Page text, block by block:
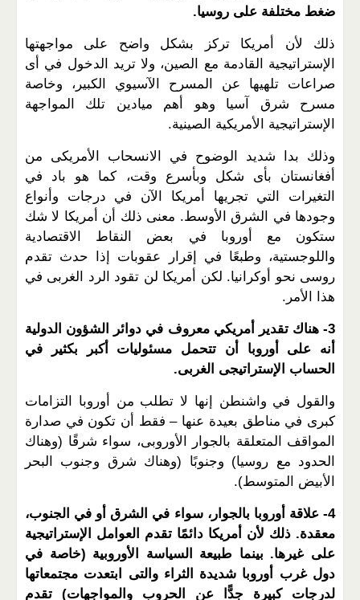
ضغط مختلفة على روسيا.
ذلك لأن أمريكا تركز بشكل واضح على مواجهتها
الإستراتيجية القادمة مع الصين، ولا تريد الدخول في أى
صراعات تلهيها عن المسرح الآسيوي الكبير، وخاصة
مسرح شرق آسيا وهو أهم ميادين تلك المواجهة
الإستراتيجية الأمريكية الصينية.
وذلك بدا شديد الوضوح في الانسحاب الأمريكى من
أفغانستان بأى شكل وبأسرع وقت، كما هو باد في
التغيرات التي تجريها أمريكا الآن في درجات وأنواع
وجودها في الشرق الأوسط. معنى ذلك أن أمريكا لا شك
ستكون مع أوروبا في بعض النقاط الاقتصادية
واللوجستية، وطبعًا في إقرار عقوبات إذا حدث تقدم
روسى نحو أوكرانيا. لكن أمريكا لن تقود الرد الغربى في
هذا الأمر.
3- هناك تقدير أمريكي معروف في دوائر الشؤون الدولية
أنه على أوروبا أن تتحمل مسئوليات أكبر بكثير في
الحساب الإستراتيجى الغربى.
والقول في واشنطن إنها لا تطلب من أوروبا التزامات
كبرى في مناطق بعيدة عنها – فقط أن تكون في صدارة
المواقف المتعلقة بالجوار الأوروبى، سواء شرقًا (وهناك
الحدود مع روسيا) وجنوبًا (وهناك شرق وجنوب البحر
الأبيض المتوسط).
4- علاقة أوروبا بالجوار، سواء في الشرق أو في الجنوب،
معقدة. ذلك لأن أمريكا دائمًا تقدم العوامل الإستراتيجية
على غيرها. بينما طبيعة السياسة الأوروبية (خاصة في
دول غرب أوروبا شديدة الثراء والتى ابتعدت مجتمعاتها
لدرجات كبيرة جدًّا عن الحروب والمواجهات) تقدم